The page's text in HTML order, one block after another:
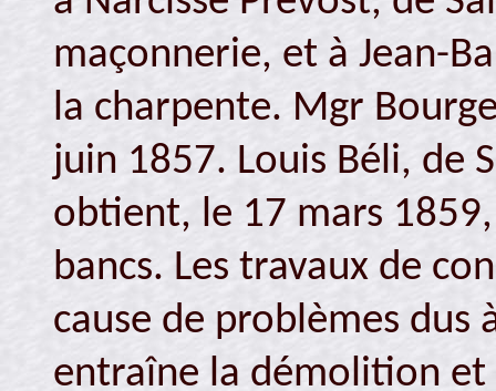
maçonnerie, et à Jean-
la charpente. Mgr
juin 1857. Louis Béli, de
obtient, le 17 mars
bancs. Les travaux de
cause de problèmes
entraîne la démolition et